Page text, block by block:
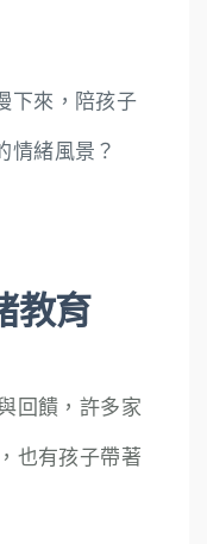
下來，陪孩子
情緒風景？
教育
回饋，許多家
也有孩子帶著